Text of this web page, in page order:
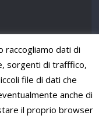
raccogliamo dati di
sorgenti di trafffico,
file di dati che
anche di
il proprio browser